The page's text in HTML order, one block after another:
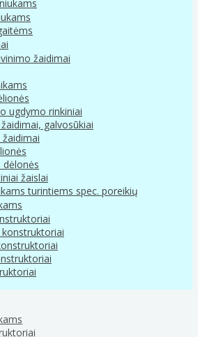
žaidimai
ugdymo rinkiniai
galvosūkiai
dėlonės
žaislai
turintiems spec. poreikių
konstruktoriai